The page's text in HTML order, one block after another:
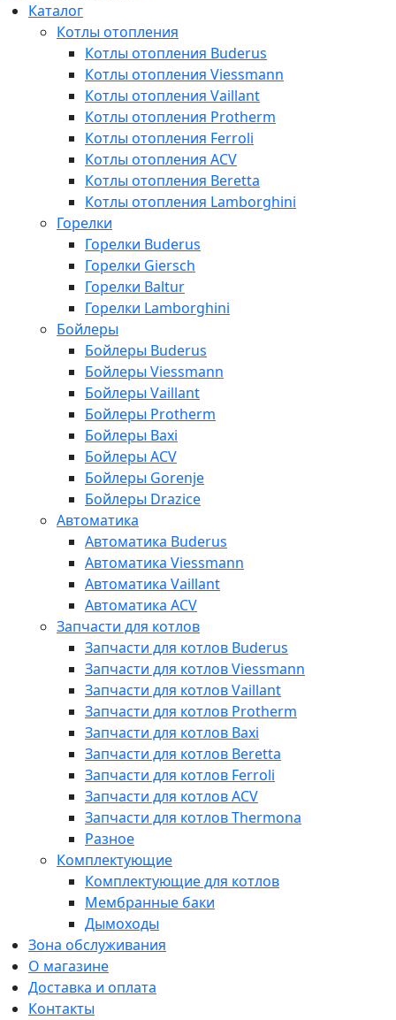
Каталог
Котлы отопления
Котлы отопления Buderus
Котлы отопления Viessmann
Котлы отопления Vaillant
Котлы отопления Protherm
Котлы отопления Ferroli
Котлы отопления ACV
Котлы отопления Beretta
Котлы отопления Lamborghini
Горелки
Горелки Buderus
Горелки Giersch
Горелки Baltur
Горелки Lamborghini
Бойлеры
Бойлеры Buderus
Бойлеры Viessmann
Бойлеры Vaillant
Бойлеры Protherm
Бойлеры Baxi
Бойлеры ACV
Бойлеры Gorenje
Бойлеры Drazice
Автоматика
Автоматика Buderus
Автоматика Viessmann
Автоматика Vaillant
Автоматика ACV
Запчасти для котлов
Запчасти для котлов Buderus
Запчасти для котлов Viessmann
Запчасти для котлов Vaillant
Запчасти для котлов Protherm
Запчасти для котлов Baxi
Запчасти для котлов Beretta
Запчасти для котлов Ferroli
Запчасти для котлов ACV
Запчасти для котлов Thermona
Разное
Комплектующие
Комплектующие для котлов
Мембранные баки
Дымоходы
Зона обслуживания
О магазине
Доставка и оплата
Контакты